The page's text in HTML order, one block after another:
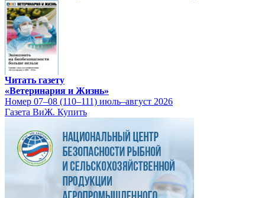
Читать газету
«Ветеринария и Жизнь»
Номер 07–08 (110–111) июль–август 2026
Газета ВиЖ. Купить